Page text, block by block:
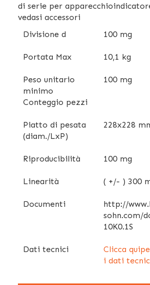
di serie per
vedasi accessori
Divisione d
100 mg
Portata Max 10,1 kg
Peso unitario
minimo
Conteggio pezzi
100 mg
Piatto di pesata
(diam./LxP)
228x228
Riproducibilità 100 mg
Linearità ( +/- ) 300
Documenti
http://
sohn.com/
10K0.1S
Dati tecnici
Clicca
i dati